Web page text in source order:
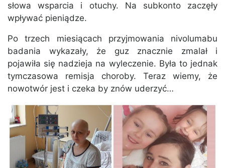
słowa wsparcia i otuchy. Na subkonto zaczęły
wpływać pieniądze.
Po trzech miesiącach przyjmowania nivolumabu
badania wykazały, że guz znacznie zmalał i
pojawiła się nadzieja na wyleczenie. Była to jednak
tymczasowa remisja choroby. Teraz wiemy, że
nowotwór jest i czeka by znów uderzyć…